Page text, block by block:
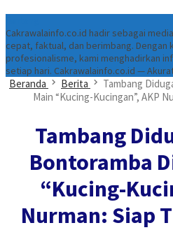
Cakrawalainfo.co.id hadir sebagai
cepat, faktual, dan berimbang. Dengan
profesionalisme, kami menghadirkan
setiap hari. Cakrawalainfo.co.id —
Beranda Berita
Tambang
Main “Kucing-Kucingan”, AKP
Tambang
Bontoramba
“Kucing-
Nurman: Siap